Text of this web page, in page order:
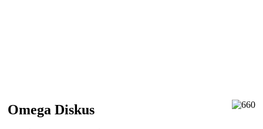
Omega Diskus